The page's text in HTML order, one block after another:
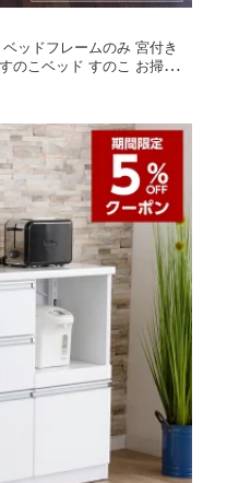
ッドフレームのみ 宮付き
のこベッド すのこ お掃除ロ
使用可能 木製 おしゃれ 北
1115